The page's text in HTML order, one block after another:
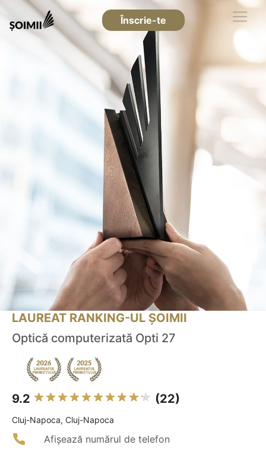
Înscrie-te
LAUREAT RANKING-UL ȘOIMII
Optică computerizată Opti 27
9.2 (22)
Cluj-Napoca, Cluj-Napoca
Afișează numărul de telefon